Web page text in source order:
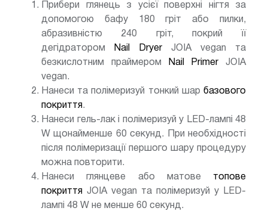
Прибери глянець з усієї поверхні нігтя за
допомогою бафу 180 гріт або пилки,
абразивністю 240 гріт, покрий її
дегідратором
Nail Dryer JOIA vegan та
безкислотним праймером
Nail Primer JOIA
vegan.
Нанеси та полімеризуй тонкий шар базового
покриття.
Нанеси гель-лак і полімеризуй у LED-лампі 48
W щонайменше 60 секунд. При необхідності
після полімеризації першого шару процедуру
можна повторити.
Нанеси глянцеве або матове топове
покриття JOIA vegan та полімеризуй у LED-
лампі 48 W не менше 60 секунд.